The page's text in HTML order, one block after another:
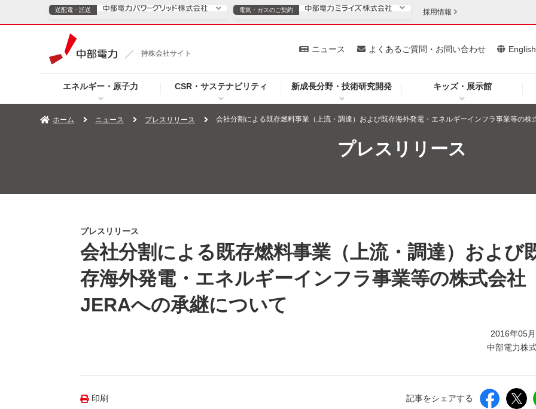
持株会社サイト
エネルギー・原子力 CSR・サステナビリティ 新成長分野・技術研究開発 キッズ・展示館
ニュース よくあるご質問・お問い合わせ English
送配電・託送
TOPページへ ご案内 安定供給
企業情報
ニュース（新しいウィンドウを開きます）
よくあるご質問・お問い合わせ（新しいウィンドウを開きます）
電気・ガスのご契約
電気・ガスのご契約
TOPページへ 個人のお客さま 法人のお客さま
採用情報
ホーム ニュース プレスリリース 会社分割による既存燃料事業（上流・調達）および既存海外発電・エネルギーインフラ事業等の株
プレスリリース
プレスリリース
会社分割による既存燃料事業（上流・調達）および
存海外発電・エネルギーインフラ事業等の株式会社
JERAへの承継について
2016年05
中部電力株
印刷 記事をシェアする